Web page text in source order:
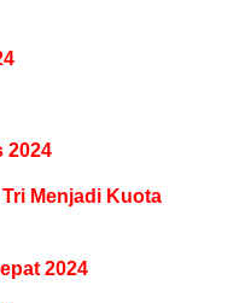
2024
Menjadi Kuota
2024